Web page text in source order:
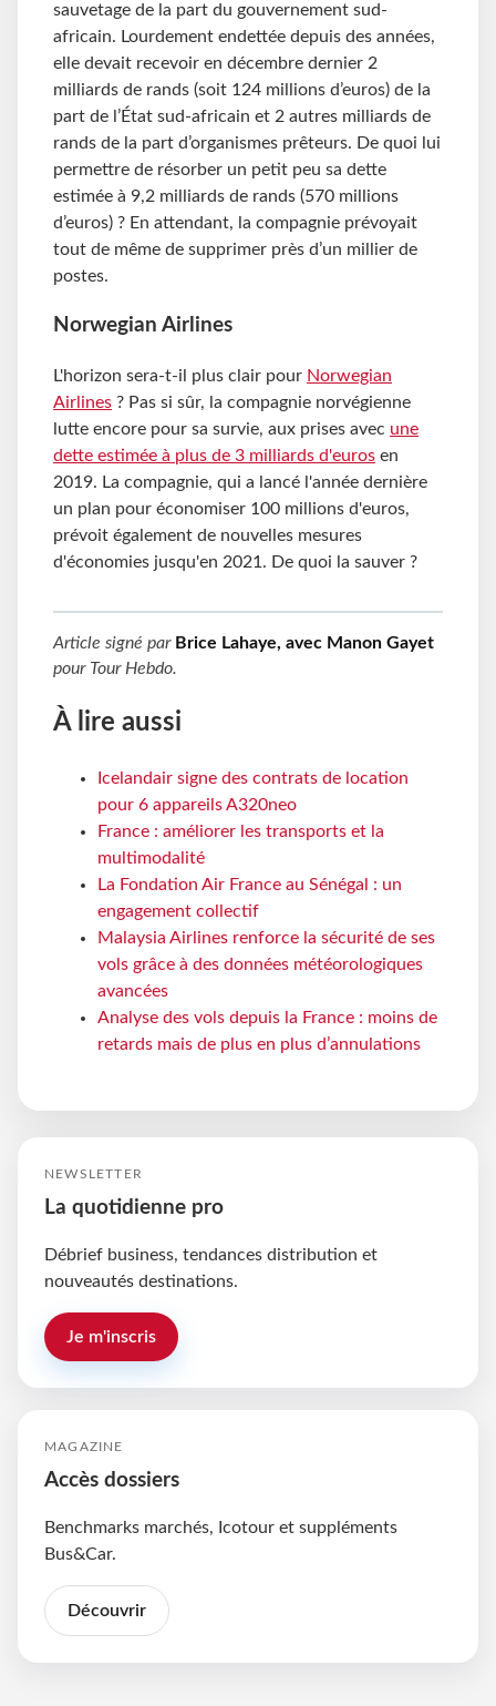
sauvetage de la part du gouvernement sud-
africain. Lourdement endettée depuis des années,
elle devait recevoir en décembre dernier 2
milliards de rands (soit 124 millions d’euros) de la
part de l’État sud-africain et 2 autres milliards de
rands de la part d’organismes prêteurs. De quoi lui
permettre de résorber un petit peu sa dette
estimée à 9,2 milliards de rands (570 millions
d’euros) ? En attendant, la compagnie prévoyait
tout de même de supprimer près d’un millier de
postes.
Norwegian Airlines
L'horizon sera-t-il plus clair pour Norwegian
Airlines ? Pas si sûr, la compagnie norvégienne
lutte encore pour sa survie, aux prises avec une
dette estimée à plus de 3 milliards d'euros en
2019. La compagnie, qui a lancé l'année dernière
un plan pour économiser 100 millions d'euros,
prévoit également de nouvelles mesures
d'économies jusqu'en 2021. De quoi la sauver ?
Article signé par Brice Lahaye, avec Manon Gayet
pour Tour Hebdo.
À lire aussi
Icelandair signe des contrats de location
pour 6 appareils A320neo
France : améliorer les transports et la
multimodalité
La Fondation Air France au Sénégal : un
engagement collectif
Malaysia Airlines renforce la sécurité de ses
vols grâce à des données météorologiques
avancées
Analyse des vols depuis la France : moins de
retards mais de plus en plus d’annulations
NEWSLETTER
La quotidienne pro
Débrief business, tendances distribution et
nouveautés destinations.
Je m'inscris
MAGAZINE
Accès dossiers
Benchmarks marchés, Icotour et suppléments
Bus&Car.
Découvrir